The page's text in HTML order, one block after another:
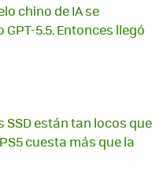
chino de IA se
5.5. Entonces llegó
SSD están tan locos que
cuesta más que la